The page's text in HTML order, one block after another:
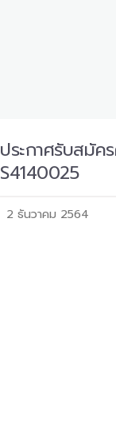
ประกาศรับสมัค
S4140025
2 ธันวาคม 2564